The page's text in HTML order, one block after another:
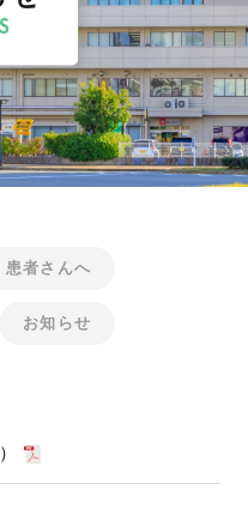
患者さんへ
お知らせ